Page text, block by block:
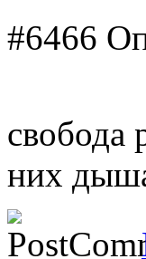
#6466
свобода
них